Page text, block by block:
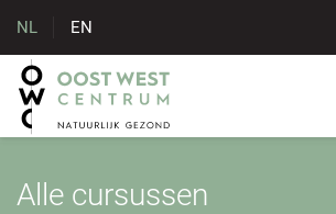
NL EN
Alle cursussen